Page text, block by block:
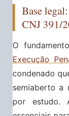
Base
CNJ 391/
O
Execução
condenado
semiaberto a
por estudo.